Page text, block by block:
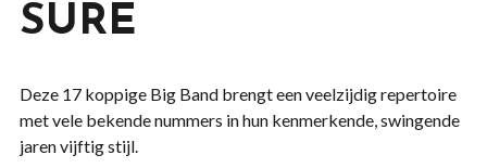
SURE
Deze 17 koppige Big Band brengt een veelzijdig repertoire
met vele bekende nummers in hun kenmerkende, swingende
jaren vijftig stijl.